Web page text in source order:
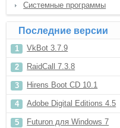
Системные программы
Последние версии
VkBot 3.7.9
RaidCall 7.3.8
Hirens Boot CD 10.1
Adobe Digital Editions 4.5
Futuron для Windows 7